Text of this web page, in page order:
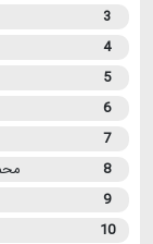
3
4
5
6
7
8
9
10